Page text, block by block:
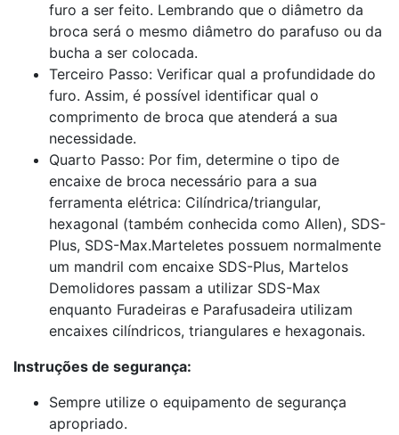
furo a ser feito. Lembrando que o diâmetro da
broca será o mesmo diâmetro do parafuso ou da
bucha a ser colocada.
Terceiro Passo: Verificar qual a profundidade do
furo. Assim, é possível identificar qual o
comprimento de broca que atenderá a sua
necessidade.
Quarto Passo: Por fim, determine o tipo de
encaixe de broca necessário para a sua
ferramenta elétrica: Cilíndrica/triangular,
hexagonal (também conhecida como Allen), SDS-
Plus, SDS-Max.Marteletes possuem normalmente
um mandril com encaixe SDS-Plus, Martelos
Demolidores passam a utilizar SDS-Max
enquanto Furadeiras e Parafusadeira utilizam
encaixes cilíndricos, triangulares e hexagonais.
Instruções de segurança:
Sempre utilize o equipamento de segurança
apropriado.